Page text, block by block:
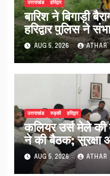
उत्तराखंड हरिद्वार
बारिश ने बिगाड़ी
हरिद्वार पुलिस ने
मिलेगी राहत
AUG 5, 2026 ATHAR
उत्तराखंड रुड़की हरिद्वार
कलियर उर्स मेले की
ने की बैठक; सुरक्षा
पर बड़ा मंथन..
AUG 5, 2026 ATHAR